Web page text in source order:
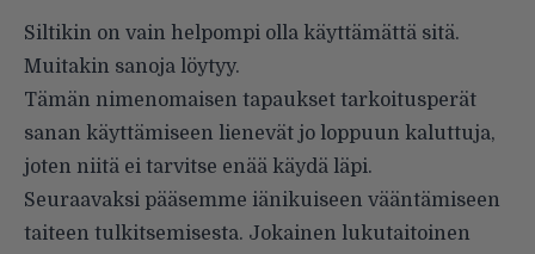
Siltikin on vain helpompi olla käyttämättä sitä.
Muitakin sanoja löytyy.
Tämän nimenomaisen tapaukset tarkoitusperät
sanan käyttämiseen lienevät jo loppuun kaluttuja,
joten niitä ei tarvitse enää käydä läpi.
Seuraavaksi pääsemme iänikuiseen vääntämiseen
taiteen tulkitsemisesta. Jokainen lukutaitoinen